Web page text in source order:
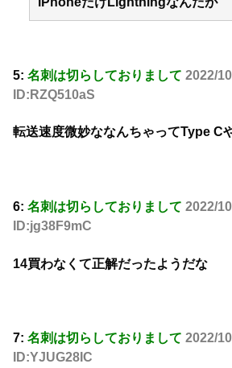
5: 名刺は切らしておりまして 2022/
ID:RZQ510aS
転送速度微妙ななんちゃってType C
6: 名刺は切らしておりまして 2022/
ID:jg38F9mC
14買わなくて正解だったようだな
7: 名刺は切らしておりまして 2022/
ID:YJUG28IC